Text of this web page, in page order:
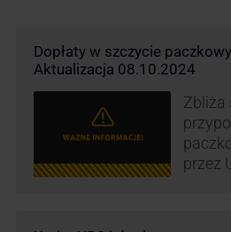
Dopłaty w szczycie
Aktualizacja 08.10.2024
Zbliża
przez